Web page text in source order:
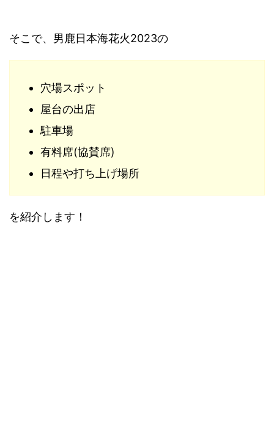
そこで、男鹿日本海花火2023の
穴場スポット
屋台の出店
駐車場
有料席(協賛席)
日程や打ち上げ場所
を紹介します！